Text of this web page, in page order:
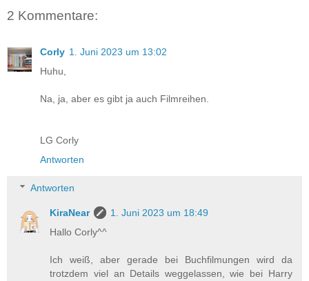
2 Kommentare:
Corly 1. Juni 2023 um 13:02
Huhu,
Na, ja, aber es gibt ja auch Filmreihen.
LG Corly
Antworten
Antworten
KiraNear
1. Juni 2023 um 18:49
Hallo Corly^^
Ich weiß, aber gerade bei Buchfilmungen wird da
trotzdem viel an Details weggelassen, wie bei Harry